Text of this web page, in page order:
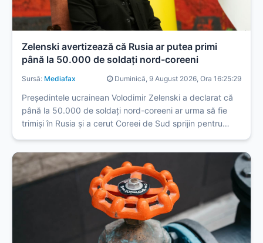
Zelenski avertizează că Rusia ar putea primi
până la 50.000 de soldați nord-coreeni
Sursă: Mediafax Duminică, 9 August 2026, Ora 16:25:29
Președintele ucrainean Volodimir Zelenski a declarat că
până la 50.000 de soldați nord-coreeni ar urma să fie
trimiși în Rusia și a cerut Coreei de Sud sprijin pentru